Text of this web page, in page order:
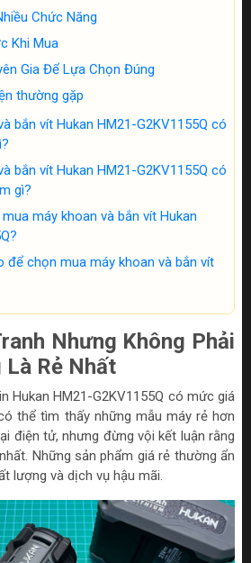
Chức Năng
Khi Mua
Gia Để Lựa Chọn Đúng
thường gặp
bắn vít Hukan HM21-G2KV1155Q có
bắn vít Hukan HM21-G2KV1155Q có
gì?
máy khoan và bắn vít Hukan
để chọn mua máy khoan và bắn vít
Nhưng Không Phải
Là Rẻ Nhất
Hukan HM21-G2KV1155Q có mức giá
thể tìm thấy những mẫu máy rẻ hơn
điện tử, nhưng đừng vội kết luận rằng
Những sản phẩm giá rẻ thường ẩn
lượng và dịch vụ hậu mãi.